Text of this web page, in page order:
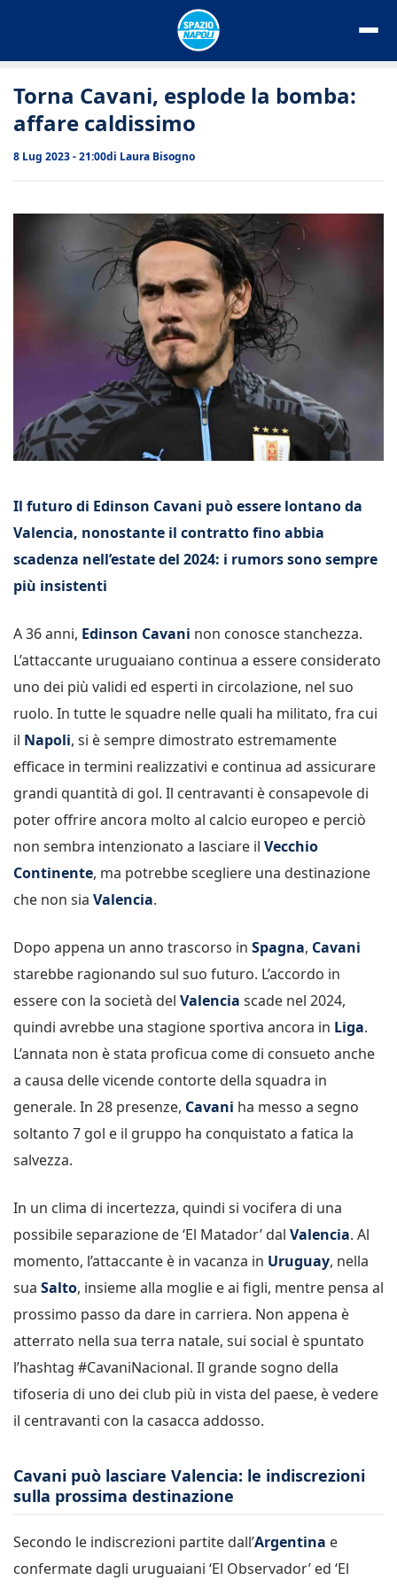
Torna Cavani, esplode la bomba:
affare caldissimo
8 Lug 2023 - 21:00di Laura Bisogno
Il futuro di Edinson Cavani può essere lontano da
Valencia, nonostante il contratto fino abbia
scadenza nell’estate del 2024: i rumors sono sempre
più insistenti
A 36 anni, Edinson Cavani non conosce stanchezza.
L’attaccante uruguaiano continua a essere considerato
uno dei più validi ed esperti in circolazione, nel suo
ruolo. In tutte le squadre nelle quali ha militato, fra cui
il Napoli, si è sempre dimostrato estremamente
efficace in termini realizzativi e continua ad assicurare
grandi quantità di gol. Il centravanti è consapevole di
poter offrire ancora molto al calcio europeo e perciò
non sembra intenzionato a lasciare il Vecchio
Continente, ma potrebbe scegliere una destinazione
che non sia Valencia.
Dopo appena un anno trascorso in Spagna, Cavani
starebbe ragionando sul suo futuro. L’accordo in
essere con la società del Valencia scade nel 2024,
quindi avrebbe una stagione sportiva ancora in Liga.
L’annata non è stata proficua come di consueto anche
a causa delle vicende contorte della squadra in
generale. In 28 presenze, Cavani ha messo a segno
soltanto 7 gol e il gruppo ha conquistato a fatica la
salvezza.
In un clima di incertezza, quindi si vocifera di una
possibile separazione de ‘El Matador’ dal Valencia. Al
momento, l’attaccante è in vacanza in Uruguay, nella
sua Salto, insieme alla moglie e ai figli, mentre pensa al
prossimo passo da dare in carriera. Non appena è
atterrato nella sua terra natale, sui social è spuntato
l’hashtag #CavaniNacional. Il grande sogno della
tifoseria di uno dei club più in vista del paese, è vedere
il centravanti con la casacca addosso.
Cavani può lasciare Valencia: le indiscrezioni
sulla prossima destinazione
Secondo le indiscrezioni partite dall’Argentina e
confermate dagli uruguaiani ‘El Observador’ ed ‘El